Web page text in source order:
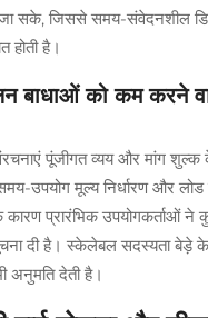
सके, जिससे समय-संवेदनशील
होती है।
बाधाओं को कम करने
पूंजीगत व्यय और मांग शुल्क
उपयोग मूल्य निर्धारण और लोड
प्रारंभिक उपयोगकर्ताओं ने
दी है। स्केलेबल सदस्यता बेड़े
अनुमति देती है।